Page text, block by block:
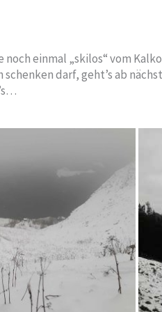
noch einmal „skilos“ vom
darf, geht’s ab